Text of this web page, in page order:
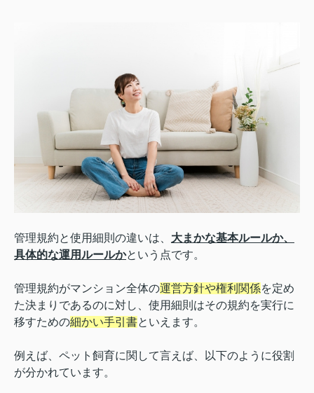
管理規約と使用細則の違いは、 大まかな基本ルールか、
具体的な運用ルールかという点です。
管理規約がマンション全体の運営方針や権利関係を定め
た決まりであるのに対し、使用細則はその規約を実行に
移すための細かい手引書といえます。
例えば、ペット飼育に関して言えば、以下のように役割
が分かれています。